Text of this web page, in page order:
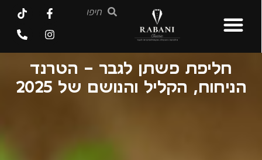
חליפת פשתן לגבר – הטרנד
הניחוח, הקליל והנושם של 2025